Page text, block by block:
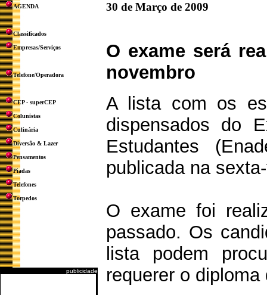
AGENDA
Classificados
Empresas/Serviços
Telefone/Operadora
CEP - superCEP
Colunistas
Culinária
Diversão & Lazer
Pensamentos
Piadas
Telefones
Torpedos
publicidade
30 de Março de 2009
O exame será
novembro
A lista com os
dispensados do
Estudantes
publicada na
O exame foi
passado. Os
lista podem
requerer o